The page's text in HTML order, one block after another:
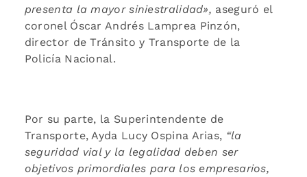
presenta la mayor siniestralidad», aseguró el
coronel Óscar Andrés Lamprea Pinzón,
director de Tránsito y Transporte de la
Policía Nacional.
Por su parte, la Superintendente de
Transporte, Ayda Lucy Ospina Arias, “la
seguridad vial y la legalidad deben ser
objetivos primordiales para los empresarios,